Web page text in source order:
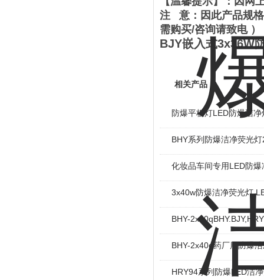
注 意：因此产品规
需购买/咨询请致电 ）
BJY嵌入式3x36W
相关产品
防爆平板灯LED防爆洁
BHY系列防爆洁净荧光
化妆品车间专用LED防爆
3x40w防爆洁净荧光灯
BHY-
BHY-2x40q药厂用防爆
HRY94系列防爆LED洁